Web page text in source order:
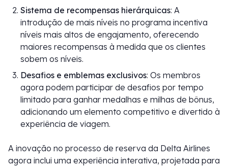
Sistema de recompensas hierárquicas: A
introdução de mais níveis no programa incentiva
níveis mais altos de engajamento, oferecendo
maiores recompensas à medida que os clientes
sobem os níveis.
Desafios e emblemas exclusivos: Os membros
agora podem participar de desafios por tempo
limitado para ganhar medalhas e milhas de bônus,
adicionando um elemento competitivo e divertido à
experiência de viagem.
A inovação no processo de reserva da Delta Airlines
agora inclui uma experiência interativa, projetada para